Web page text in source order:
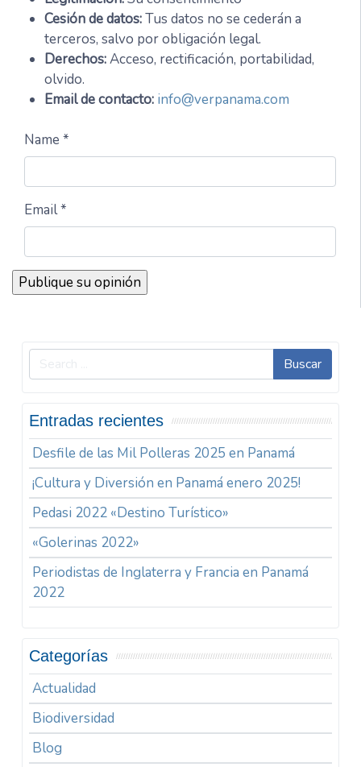
Cesión de datos:Tus datos no se cederán a
terceros, salvo por obligación legal.
Derechos:Acceso, rectificación, portabilidad,
olvido.
Email de contacto: info@verpanama.com
Name *
Email *
Buscar
Entradas recientes
Desfile de las Mil Polleras 2025 en Panamá
¡Cultura y Diversión en Panamá enero 2025!
Pedasi 2022 «Destino Turístico»
«Golerinas 2022»
Periodistas de Inglaterra y Francia en Panamá
2022
Categorías
Actualidad
Biodiversidad
Blog